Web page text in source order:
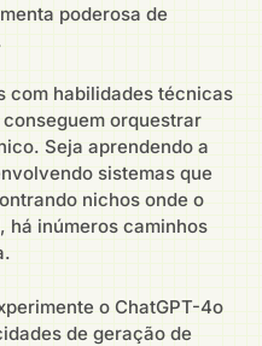
poderosa de
com habilidades técnicas
orquestrar
Seja aprendendo a
sistemas que
nichos onde o
há inúmeros caminhos
o ChatGPT-4o
de geração de